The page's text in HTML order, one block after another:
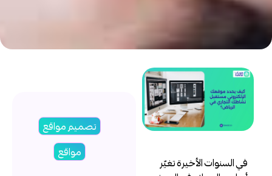
في السنوات الأخيرة تغيّر
تصميم مواقع